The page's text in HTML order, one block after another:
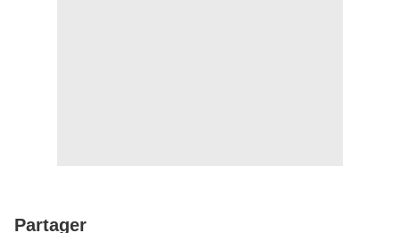
Partager